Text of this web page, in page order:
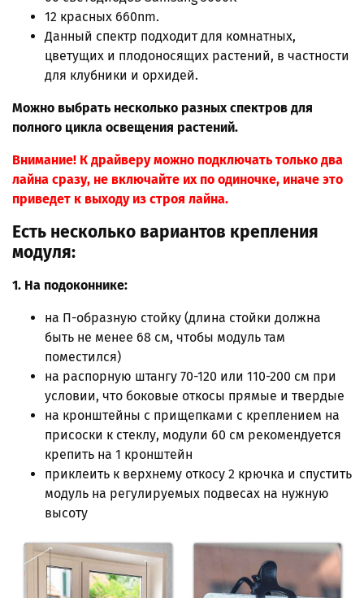
12 красных 660nm.
Данный спектр подходит для комнатных,
цветущих и плодоносящих растений, в частности
для клубники и орхидей.
Можно выбрать несколько разных спектров для
полного цикла освещения растений.
Внимание! К драйверу можно подключать только два
лайна сразу, не включайте их по одиночке, иначе это
приведет к выходу из строя лайна.
Есть несколько вариантов крепления
модуля:
1. На подоконнике:
на П-образную стойку (длина стойки должна
быть не менее 68 см, чтобы модуль там
поместился)
на распорную штангу 70-120 или 110-200 см при
условии, что боковые откосы прямые и твердые
на кронштейны с прищепками с креплением на
присоски к стеклу, модули 60 см рекомендуется
крепить на 1 кронштейн
приклеить к верхнему откосу 2 крючка и спустить
модуль на регулируемых подвесах на нужную
высоту